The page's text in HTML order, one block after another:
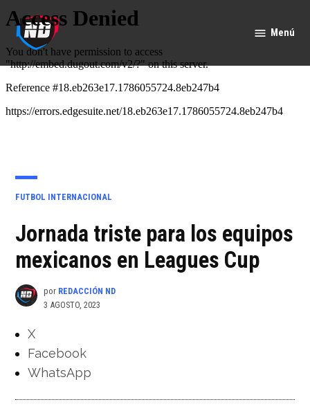
Saltar
al
contenido
Deportes
Menú
PUBLICADO
FUTBOL INTERNACIONAL
Jornada triste para los equipos
mexicanos en Leagues Cup
por REDACCIÓN ND
3 AGOSTO, 2023
X
Facebook
WhatsApp